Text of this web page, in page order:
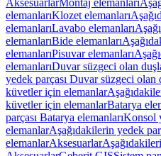
AksesuarlarMontaj elemanları
elemanlarıKlozet elemanları
elemanlarıLavabo elemanları
elemanlarıBide elemanları
elemanlarıPisuvar elemanları
elemanlarıDuvar süzgeci olan
yedek parçası Duvar süzgeci
küvetler için elemanlar
küvetler için elemanlarBatarya
parçası Batarya elemanlarıKonsol
elemanlarAşağıdakilerin yedek
elemanlarAksesuarlar